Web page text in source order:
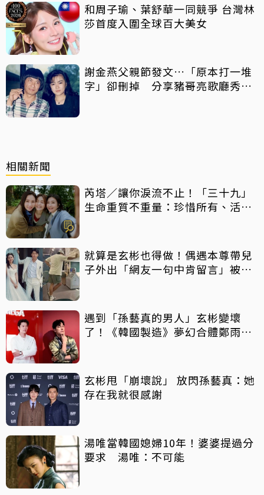
和周子瑜、葉舒華一同競爭 台灣林
莎首度入圍全球百大美女
謝金燕父親節發文…「原本打一堆
字」卻刪掉 分享豬哥亮歌廳秀歌
相關新聞
芮塔／讓你淚流不止！「三十九」
生命重質不重量：珍惜所有、活在
就算是玄彬也得做！偶遇本尊帶兒
子外出「網友一句中肯留言」被狂
遇到「孫藝真的男人」玄彬變壞
了！《韓國製造》夢幻合體鄭雨盛
玄彬甩「崩壞說」 放閃孫藝真：她
存在我就很感謝
湯唯當韓國媳婦10年！婆婆提過分
要求 湯唯：不可能